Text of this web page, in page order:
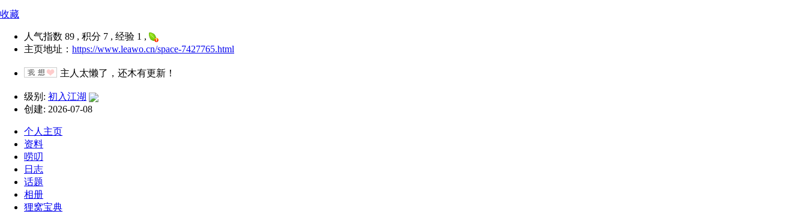
收藏
人气指数 89 , 积分 7 , 经验 1 ,
主页地址： https://www.leawo.cn/space-7427765.html
主人太懒了，还木有更新！
级别: 初入江湖
创建: 2026-07-08
个人主页
资料
唠叨
日志
话题
相册
狸窝宝典